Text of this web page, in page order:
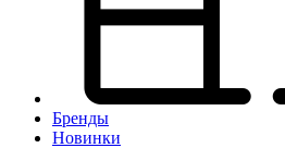
Бренды
Новинки